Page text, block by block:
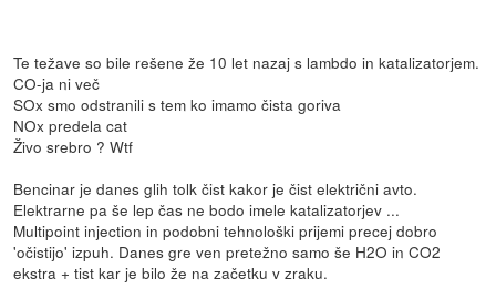
Te težave so bile rešene že 10 let nazaj s lambdo in katalizatorjem.
CO-ja ni več
SOx smo odstranili s tem ko imamo čista goriva
NOx predela cat
Živo srebro ? Wtf
Bencinar je danes glih tolk čist kakor je čist električni avto.
Elektrarne pa še lep čas ne bodo imele katalizatorjev ...
Multipoint injection in podobni tehnološki prijemi precej dobro
'očistijo' izpuh. Danes gre ven pretežno samo še H2O in CO2
ekstra + tist kar je bilo že na začetku v zraku.